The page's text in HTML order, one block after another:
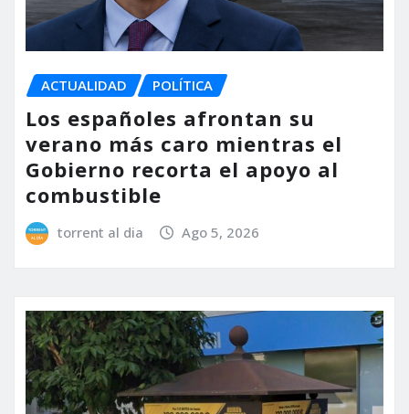
ACTUALIDAD POLÍTICA
Los españoles afrontan su
verano más caro mientras el
Gobierno recorta el apoyo al
combustible
torrent al dia Ago 5, 2026